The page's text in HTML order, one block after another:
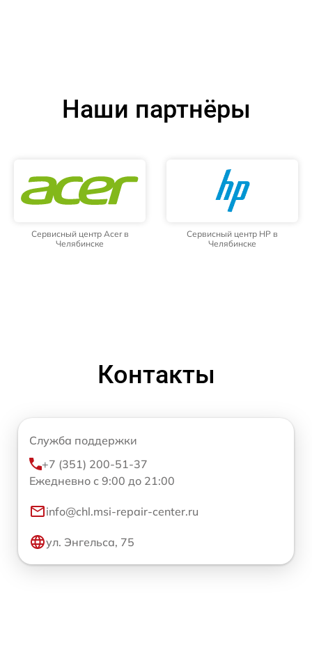
Наши партнёры
Сервисный центр Acer в
Челябинске
Сервисный центр HP в
Челябинске
Контакты
Служба поддержки
+7 (351) 200-51-37
Ежедневно с 9:00 до 21:00
info@chl.msi-repair-center.ru
ул. Энгельса, 75